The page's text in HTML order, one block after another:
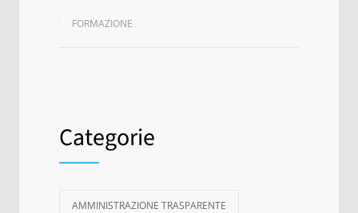
FORMAZIONE
Categorie
AMMINISTRAZIONE TRASPARENTE